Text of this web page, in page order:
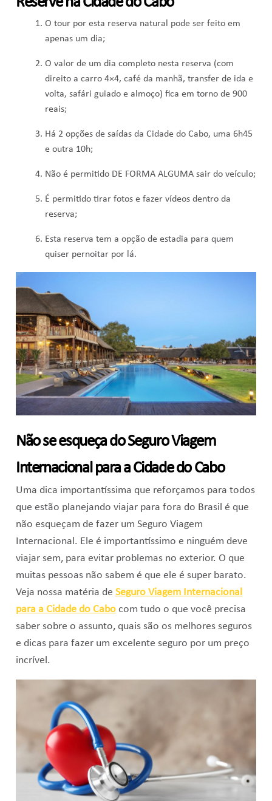
O tour por esta reserva natural pode ser feito em
apenas um dia;
O valor de um dia completo nesta reserva (com
direito a carro 4×4, café da manhã, transfer de ida e
volta, safári guiado e almoço) fica em torno de 900
reais;
Há 2 opções de saídas da Cidade do Cabo, uma 6h45
e outra 10h;
Não é permitido DE FORMA ALGUMA sair do veículo;
É permitido tirar fotos e fazer vídeos dentro da
reserva;
Esta reserva tem a opção de estadia para quem
quiser pernoitar por lá.
Não se esqueça do Seguro Viagem
Internacional para a Cidade do Cabo
Uma dica importantíssima que reforçamos para todos
que estão planejando viajar para fora do Brasil é que
não esqueçam de fazer um Seguro Viagem
Internacional. Ele é importantíssimo e ninguém deve
viajar sem, para evitar problemas no exterior. O que
muitas pessoas não sabem é que ele é super barato.
Veja nossa matéria de Seguro Viagem Internacional
para a Cidade do Cabocom tudo o que você precisa
saber sobre o assunto, quais são os melhores seguros
e dicas para fazer um excelente seguro por um preço
incrível.